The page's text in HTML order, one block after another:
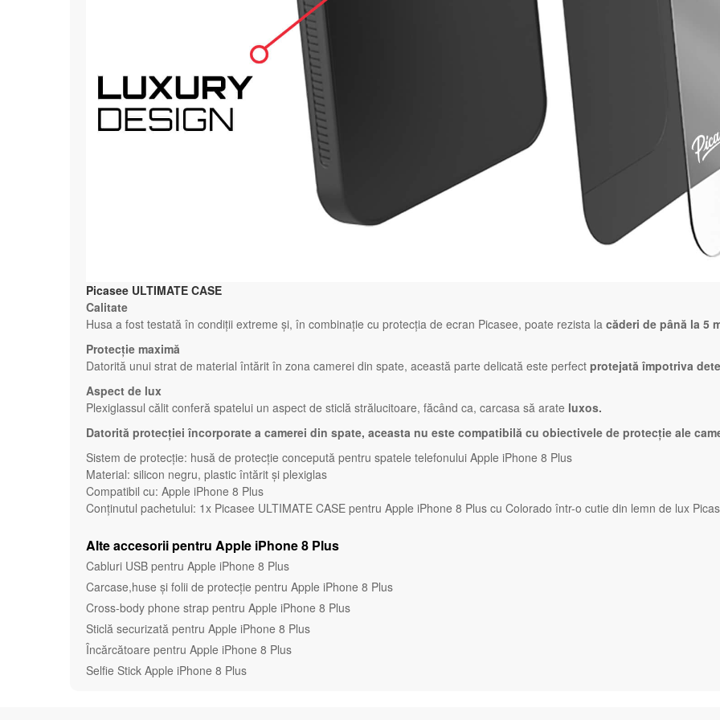
Picasee ULTIMATE CASE
Calitate
Husa a fost testată în condiții extreme și, în combinație cu protecția de ecran Picasee, poate rezista la căderi de până la 5
Protecție maximă
Datorită unui strat de material întărit în zona camerei din spate, această parte delicată este perfect protejată împotriva
Aspect de lux
Plexiglassul călit conferă spatelui un aspect de sticlă strălucitoare, făcând ca, carcasa să arate luxos.
Datorită protecției încorporate a camerei din spate, aceasta nu este compatibilă cu obiectivele de protecție ale
Sistem de protecție: husă de protecție concepută pentru spatele telefonului Apple iPhone 8 Plus
Material: silicon negru, plastic întărit și plexiglas
Compatibil cu: Apple iPhone 8 Plus
Conținutul pachetului: 1x Picasee ULTIMATE CASE pentru Apple iPhone 8 Plus cu Colorado într-o cutie din lemn de lux
Alte accesorii pentru Apple iPhone 8 Plus
Cabluri USB pentru Apple iPhone 8 Plus
Carcase,huse și folii de protecție pentru Apple iPhone 8 Plus
Cross-body phone strap pentru Apple iPhone 8 Plus
Sticlă securizată pentru Apple iPhone 8 Plus
Încărcătoare pentru Apple iPhone 8 Plus
Selfie Stick Apple iPhone 8 Plus